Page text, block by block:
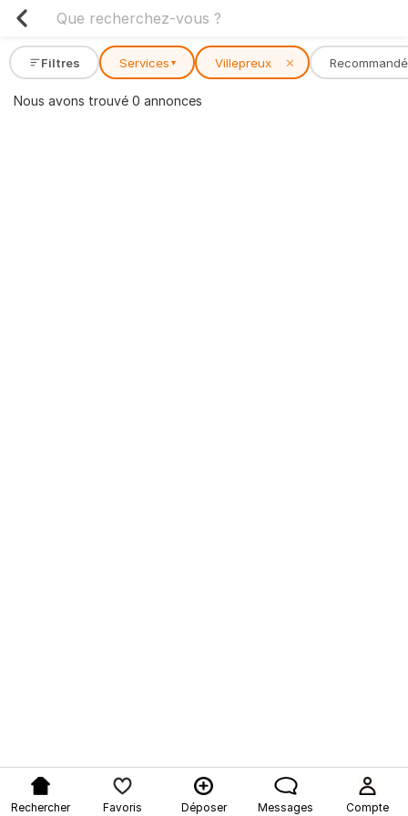
Filtres Services ▾ Villepreux ✕ Recommandé
Nous avons trouvé 0 annonces
Rechercher Favoris Déposer Messages Compte